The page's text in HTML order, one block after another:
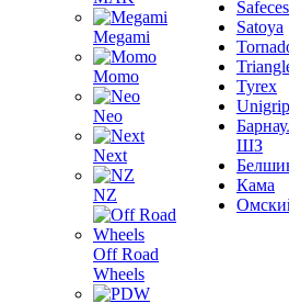
Megami
Momo
Neo
Next
NZ
Off Road
Wheels
Satoya
Tyrex
Unigrip
ШЗ
Кама